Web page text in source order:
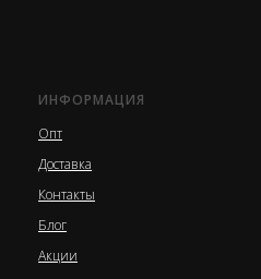
ИНФОРМАЦИЯ
Опт
Доставка
Контакты
Блог
Акции